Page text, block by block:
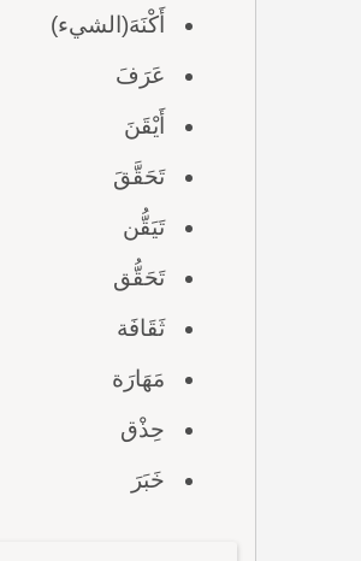
أَكْنَهَ(الشيء)
عَرَفَ
أَيْقَنَ
تَحَقَّقَ
تَيَقُّن
تَحَقُّق
ثَقَافَة
مَهَارَة
حِذْق
خَبَرَ